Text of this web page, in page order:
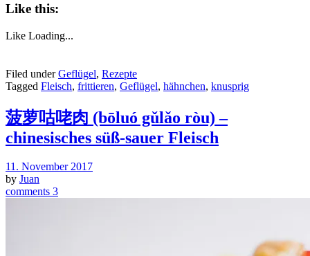
Like this:
Like Loading...
Filed underGeflügel, Rezepte
Tagged Fleisch, frittieren, Geflügel, hähnchen, knusprig
菠萝咕咾肉 (bōluó gǔlǎo ròu) –
chinesisches süß-sauer Fleisch
11. November 2017
by Juan
comments 3